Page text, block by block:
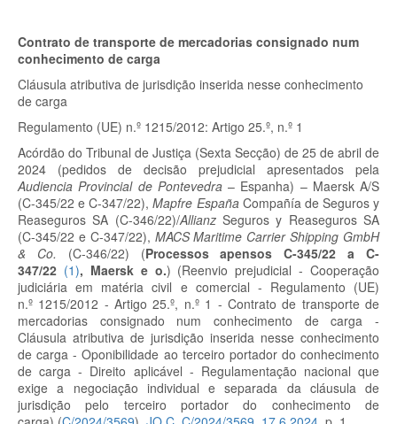
Contrato de transporte de mercadorias consignado num
conhecimento de carga
Cláusula atributiva de jurisdição inserida nesse conhecimento
de carga
Regulamento (UE) n.º 1215/2012: Artigo 25.º, n.º 1
Acórdão do Tribunal de Justiça (Sexta Secção) de 25 de abril de
2024 (pedidos de decisão prejudicial apresentados pela
Audiencia Provincial de Pontevedra– Espanha) – Maersk A/S
(C-345/22 e C-347/22),Mapfre EspañaCompañía de Seguros y
Reaseguros SA (C-346/22)/AllianzSeguros y Reaseguros SA
(C-345/22 e C-347/22), MACS Maritime Carrier Shipping GmbH
& Co. (C-346/22) (Processos apensos
C-345/22 a C-
347/22 (1), Maersk e o.) (Reenvio prejudicial - Cooperação
judiciária em matéria civil e comercial - Regulamento (UE)
n.º 1215/2012 - Artigo 25.º, n.º 1 - Contrato de transporte de
mercadorias consignado num conhecimento de carga -
Cláusula atributiva de jurisdição inserida nesse conhecimento
de carga - Oponibilidade ao terceiro portador do conhecimento
de carga - Direito aplicável - Regulamentação nacional que
exige a negociação individual e separada da cláusula de
jurisdição pelo terceiro portador do conhecimento de